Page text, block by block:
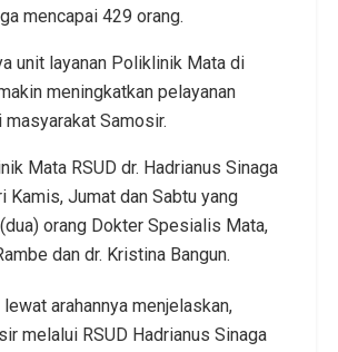
mencapai 429 orang.
unit layanan Poliklinik Mata di
meningkatkan pelayanan
masyarakat Samosir.
Mata RSUD dr. Hadrianus Sinaga
Kamis, Jumat dan Sabtu yang
orang Dokter Spesialis Mata,
dan dr. Kristina Bangun.
arahannya menjelaskan,
melalui RSUD Hadrianus Sinaga